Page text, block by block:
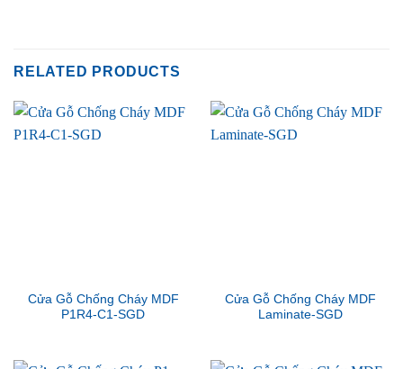
RELATED PRODUCTS
Cửa Gỗ Chống Cháy MDF
P1R4-C1-SGD
Cửa Gỗ Chống Cháy MDF
Laminate-SGD